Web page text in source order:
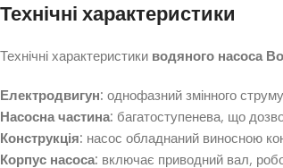
Технічні характеристики
Технічні характеристики водяного насоса
Електродвигун: однофазний змінного
Насосна частина: багатоступенева, що
Конструкція: насос обладнаний виносною
Корпус насоса: включає приводний вал,